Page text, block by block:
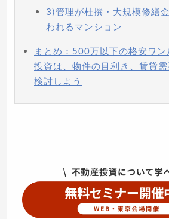
3)管理が杜撰・大規模修繕
われるマンション
まとめ：500万以下の格安ワ
投資は、物件の目利き、賃貸
検討しよう